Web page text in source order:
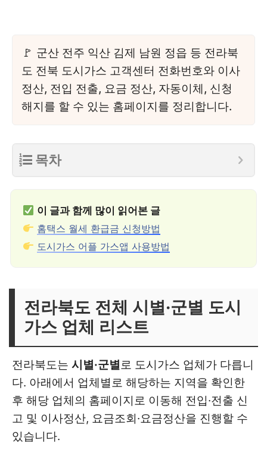
군산 전주 익산 김제 남원 정읍 등 전라북
도 전북 도시가스 고객센터 전화번호와 이사
정산, 전입 전출, 요금 정산, 자동이체, 신청
해지를 할 수 있는 홈페이지를 정리합니다.
목차
이 글과 함께 많이 읽어본 글
홈택스 월세 환급금 신청방법
도시가스 어플 가스앱 사용방법
전라북도 전체 시별·군별 도시
가스 업체 리스트
전라북도는 시별·군별로 도시가스 업체가 다릅니
다. 아래에서 업체별로 해당하는 지역을 확인한
후 해당 업체의 홈페이지로 이동해 전입·전출 신
고 및 이사정산, 요금조회·요금정산을 진행할 수
있습니다.